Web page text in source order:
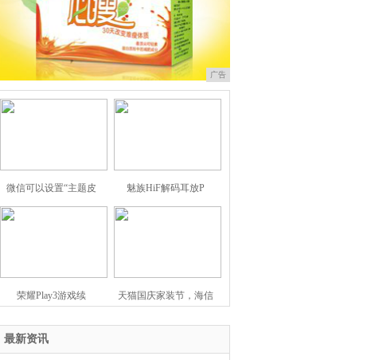
广告
微信可以设置“主题皮 魅族HiF解码耳放P
荣耀Play3游戏续 天猫国庆家装节，海信
最新资讯